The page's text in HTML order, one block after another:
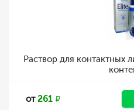
Раствор для контактных
от261